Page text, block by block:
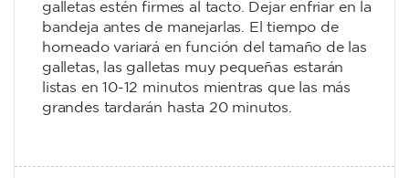
galletas estén firmes al tacto. Dejar enfriar en la
bandeja antes de manejarlas. El tiempo de
horneado variará en función del tamaño de las
galletas, las galletas muy pequeñas estarán
listas en 10-12 minutos mientras que las más
grandes tardarán hasta 20 minutos.